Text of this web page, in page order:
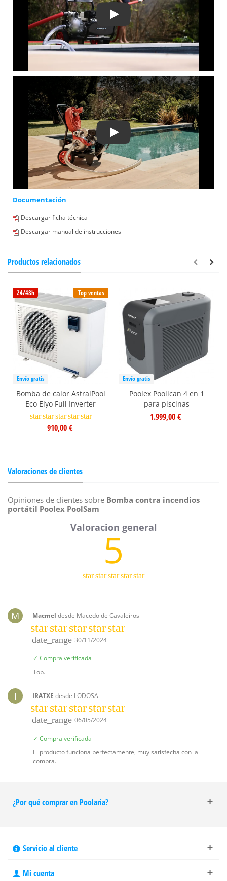
Play
Play
Documentación
Descargar ficha técnica
Descargar manual de instrucciones
Productos relacionados
Top ventas
24/48h
Envío gratis
Bomba de calor AstralPool
Eco Elyo Full Inverter
star star star star star
910,00 €
Envío gratis
Poolex Poolican 4 en 1
para piscinas
1.999,00 €
Valoraciones de clientes
Opiniones de clientes sobre Bomba contra incendios
portátil Poolex PoolSam
5
starstarstarstarstar
M Macmel desde Macedo de Cavaleiros
starstarstarstarstar
date_range 30/11/2024
✓ Compra verificada
Top.
I IRATXE desde LODOSA
starstarstarstarstar
date_range 06/05/2024
✓ Compra verificada
El producto funciona perfectamente, muy satisfecha con la
compra.
¿Por qué comprar en Poolaria?
Servicio al cliente
Mi cuenta